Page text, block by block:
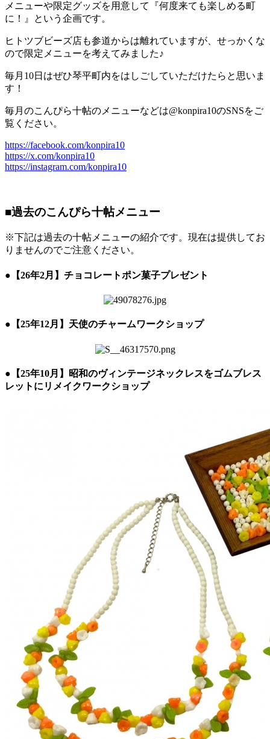
メニューや限定グッズを用意して『何度来ても楽しめる町
に！』という企画です。
ヒトツブビーズ店も参道からは離れていますが、せっかくな
ので限定メニューを考えてみました♪
毎月10日はぜひ琴平町内をはしごしていただけたらと思いま
す！
毎月のこんぴら十帖のメニューなどは@konpira10のSNSをご
覧ください。
https://facebook.com/konpira10
https://x.com/konpira10
https://instagram.com/konpira10
■過去のこんぴら十帖メニュー
※下記は過去の十帖メニューの紹介です。現在は提供してお
りませんのでご注意ください。
● 【26年2月】チョコレートポン菓子プレゼント
● 【25年12月】天使のチャームワークショップ
● 【25年10月】昭和のヴィンテージネックレスをゴムブレス
レットにリメイクワークショップ